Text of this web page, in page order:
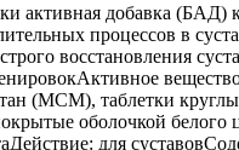
активная добавка (БАД)
процессов в
восстановления
(МСМ), таблетки
оболочкой белого
для